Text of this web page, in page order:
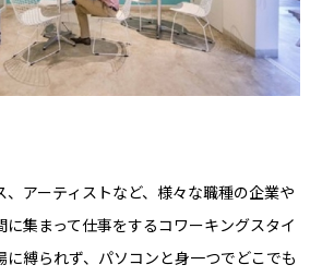
アーティストなど、様々な職種の企業や
集まって仕事をするコワーキングスタイ
に縛られず、パソコンと身一つでどこでも